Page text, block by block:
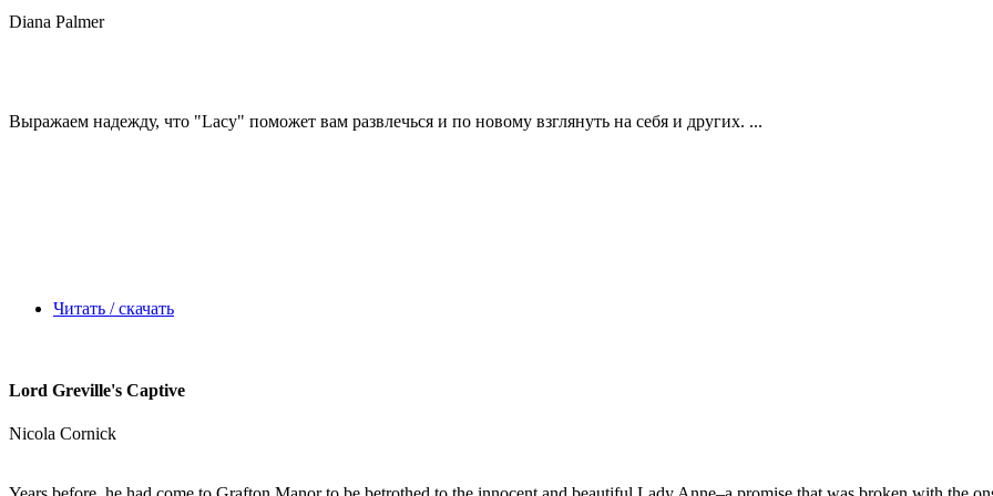
Diana Palmer
Выражаем надежду, что "Lacy" поможет вам развлечься и по новому взглянуть на себя и других. ...
Читать / скачать
Lord Greville's Captive
Nicola Cornick